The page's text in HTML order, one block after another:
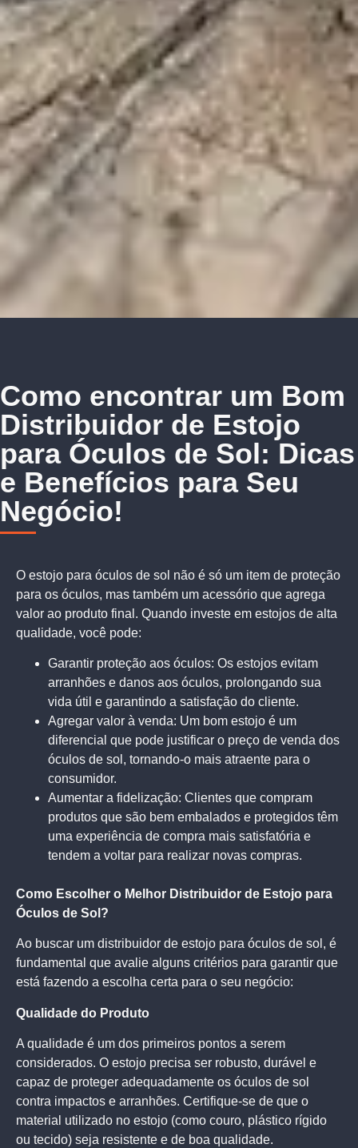
Como encontrar um Bom
Distribuidor de Estojo
para Óculos de Sol: Dicas
e Benefícios para Seu
Negócio!
O estojo para óculos de sol não é só um item de proteção
para os óculos, mas também um acessório que agrega
valor ao produto final. Quando investe em estojos de alta
qualidade, você pode:
Garantir proteção aos óculos: Os estojos evitam
arranhões e danos aos óculos, prolongando sua
vida útil e garantindo a satisfação do cliente.
Agregar valor à venda: Um bom estojo é um
diferencial que pode justificar o preço de venda dos
óculos de sol, tornando-o mais atraente para o
consumidor.
Aumentar a fidelização: Clientes que compram
produtos que são bem embalados e protegidos têm
uma experiência de compra mais satisfatória e
tendem a voltar para realizar novas compras.
Como Escolher o Melhor Distribuidor de Estojo para
Óculos de Sol?
Ao buscar um distribuidor de estojo para óculos de sol, é
fundamental que avalie alguns critérios para garantir que
está fazendo a escolha certa para o seu negócio:
Qualidade do Produto
A qualidade é um dos primeiros pontos a serem
considerados. O estojo precisa ser robusto, durável e
capaz de proteger adequadamente os óculos de sol
contra impactos e arranhões. Certifique-se de que o
material utilizado no estojo (como couro, plástico rígido
ou tecido) seja resistente e de boa qualidade.